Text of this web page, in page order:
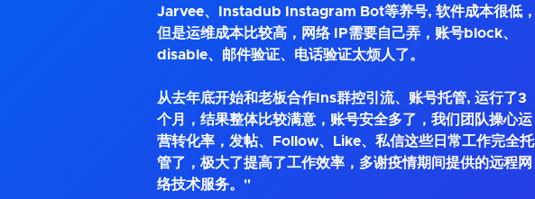
Jarvee、Instadub Instagram Bot等养号, 软件成本很低，
但是运维成本比较高，网络 IP需要自己弄，账号block、
disable、邮件验证、电话验证太烦人了。
从去年底开始和老板合作Ins群控引流、账号托管, 运行了3
个月，结果整体比较满意，账号安全多了，我们团队操心运
营转化率，发帖、Follow、Like、私信这些日常工作完全托
管了，极大了提高了工作效率，多谢疫情期间提供的远程网
络技术服务。"